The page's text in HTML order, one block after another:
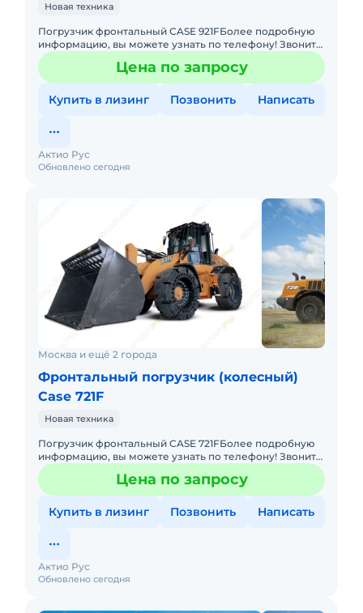
Новая техника
Погрузчик фронтальный CASE 921FБолее подробную
информацию, вы можете узнать по телефону! Звоните
прямо сейчас! Не упустите свой шанс! Основные
преимущества: &buЦена по запросу
Купить в лизинг Позвонить Написать
Обновлено сегодня
Актио Рус
Москва и ещё 2 города
Фронтальный погрузчик (колесный)
Case 721F
Новая техника
Погрузчик фронтальный CASE 721FБолее подробную
информацию, вы можете узнать по телефону! Звоните
прямо сейчас! Не упустите свой шанс! Основные
преимущества: &buЦена по запросу
Купить в лизинг Позвонить Написать
Обновлено сегодня
Актио Рус